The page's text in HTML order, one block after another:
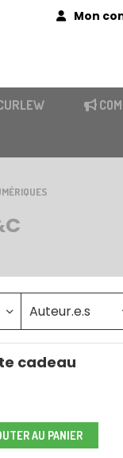
Mon
Auteur.e.s
cadeau
AU PANIER